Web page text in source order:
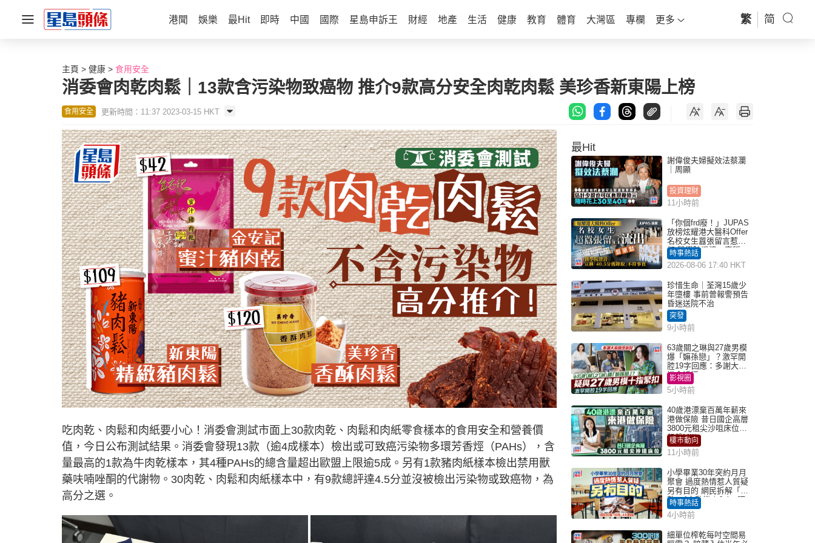
港聞 娛樂 最Hit 即時 中國 國際 星島申訴王 財經 地產 生活 健康 教育 體育 大灣區 專欄 更多 繁 简
主頁 健康 食用安全
消委會肉乾肉鬆｜13款含污染物致癌物 推介9款高分安全肉乾肉鬆 美珍香新東陽上榜
食用安全 更新時間：11:37 2023-03-15 HKT
吃肉乾、肉鬆和肉紙要小心！消委會測試市面上30款肉乾、肉鬆和肉紙零食樣本的食用安全和營養價
值，今日公布測試結果。消委會發現13款（逾4成樣本）檢出或可致癌污染物多環芳香烴（PAHs），含
量最高的1款為牛肉乾樣本，其4種PAHs的總含量超出歐盟上限逾5成。另有1款豬肉紙樣本檢出禁用獸
藥呋喃唑酮的代謝物。30肉乾、肉鬆和肉紙樣本中，有9款總評達4.5分並沒被檢出污染物或致癌物，為
高分之選。
最Hit
謝偉俊夫婦擬效法蔡瀾
｜周顯
投資理財
11小時前
「你個frd廢！」JUPAS
放榜炫耀港大醫科Offer
名校女生囂張留言惹眾
怒 醫學院澄清：宣稱
「40.5分獲錄取」不符事
實｜Juicy叮
時事熱話
2026-08-06 17:40 HKT
珍惜生命｜荃灣15歲少
年墮樓 事前曾報警預告
昏迷送院不治
突發
9小時前
63歲關之琳與27歲男模
爆「嫲孫戀」？激罕開
腔19字回應：多謝大家
掛念近況
影視圈
5小時前
40歲港漂棄百萬年薪來
港做保險 昔日國企高層
3800元租尖沙咀床位｜
租盤Million
樓市動向
11小時前
小學畢業30年突約月月
聚會 過度熱情惹人質疑
另有目的 網民拆解「扮
熟」4大動機｜Juicy叮
時事熱話
4小時前
細單位榨乾每吋空間易